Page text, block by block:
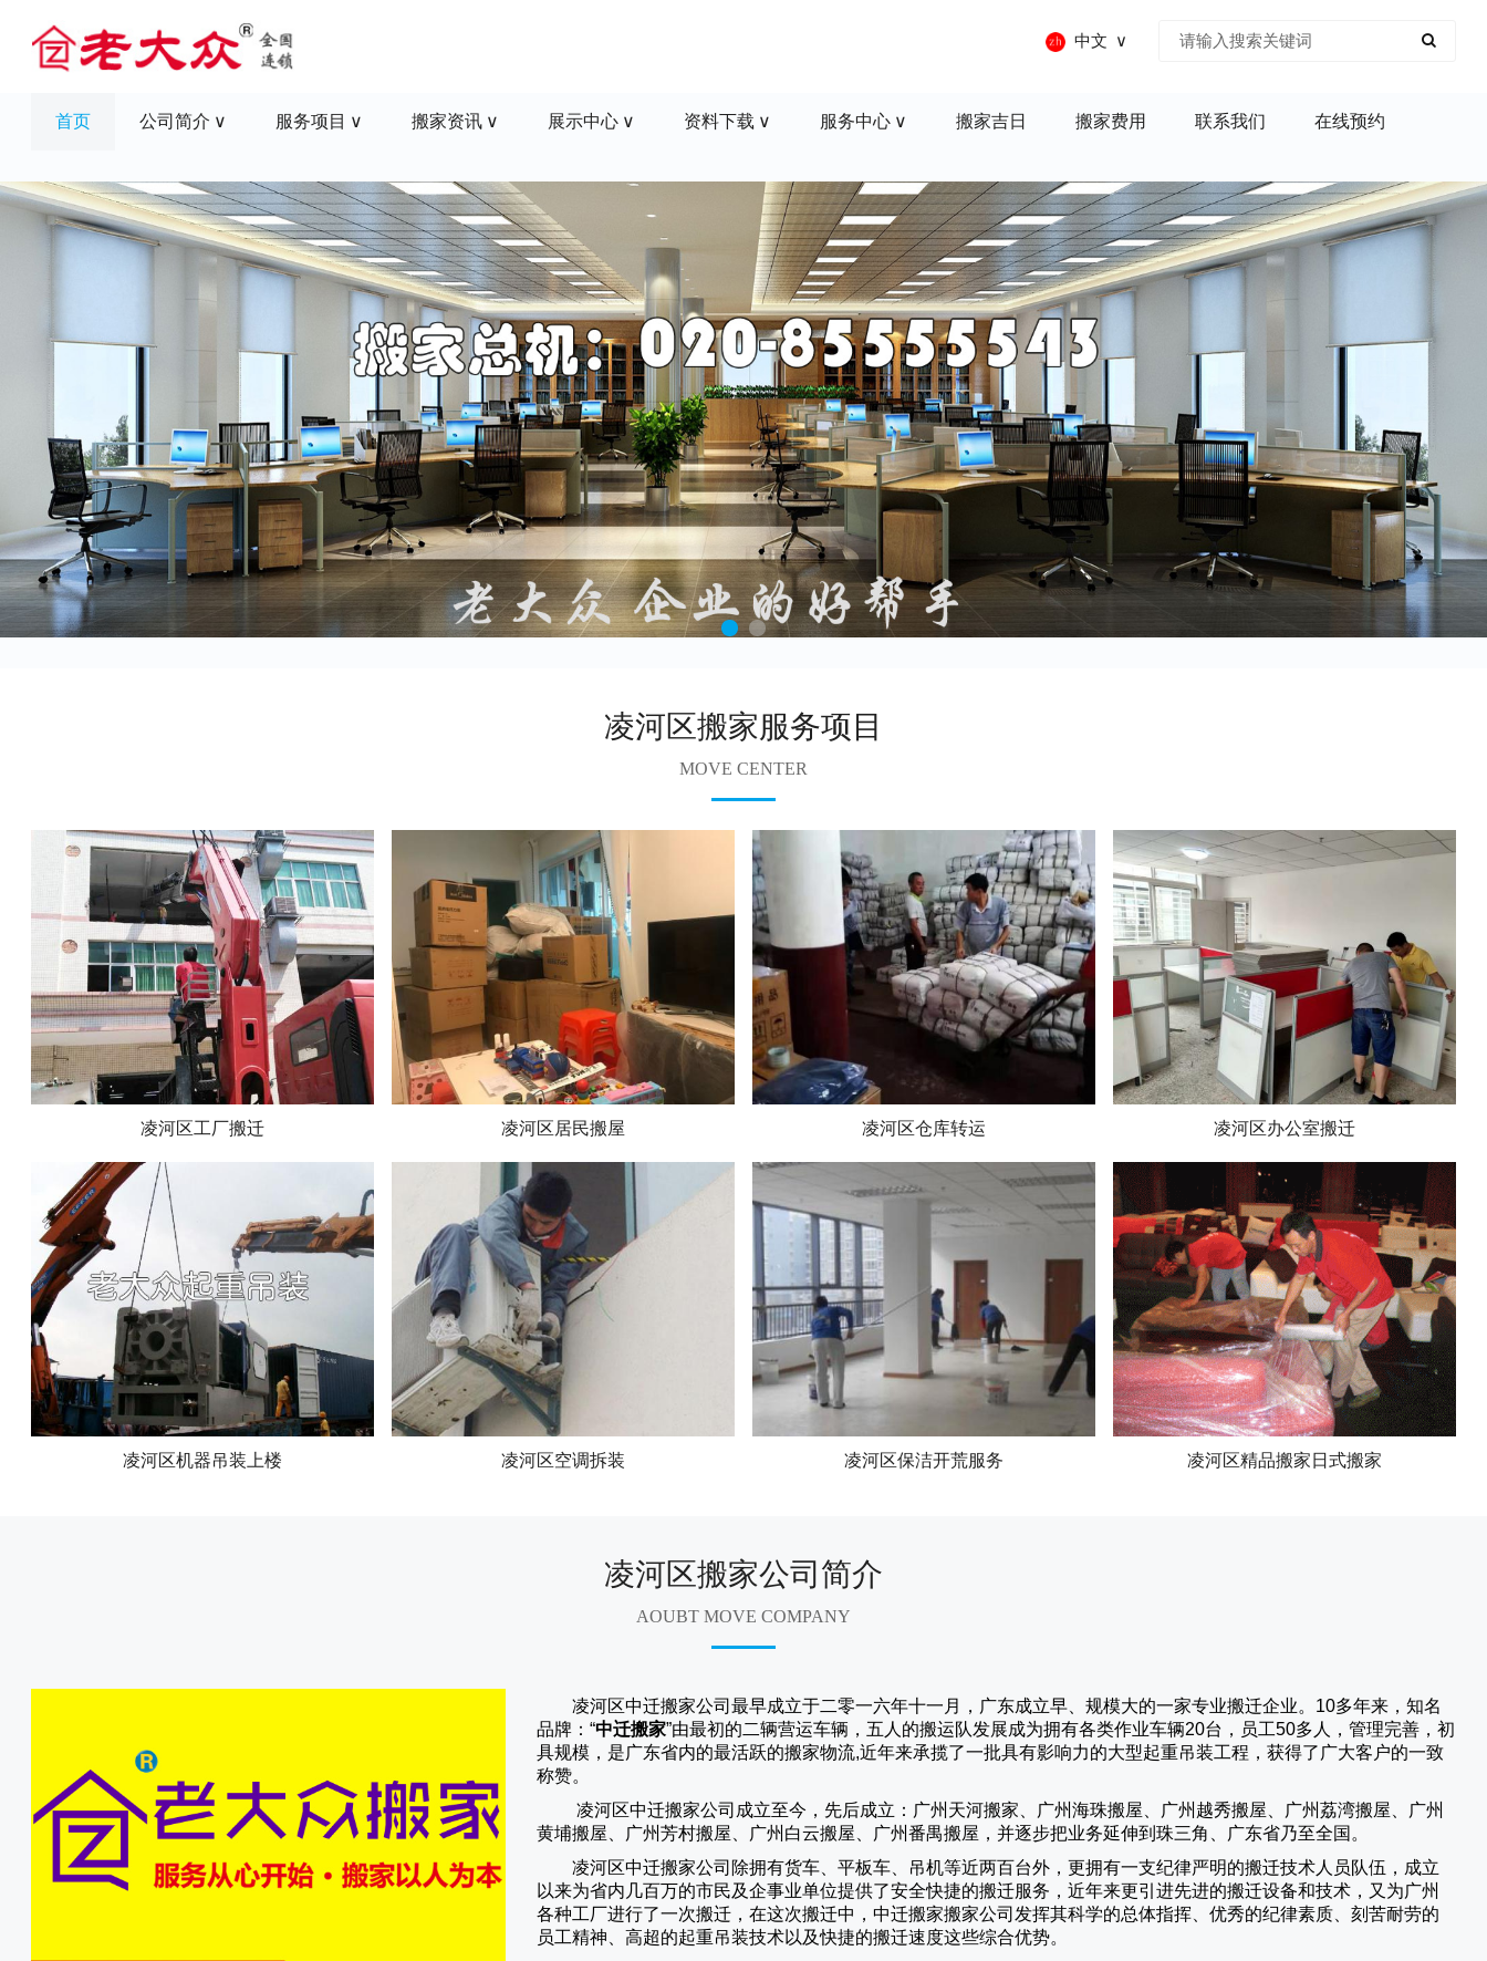
中文
首页 公司简介 服务项目 搬家资讯 展示中心 资料下载 服务中心 搬家吉日 搬家费用 联系我们 在线预约
凌河区搬家服务项目
MOVE CENTER
凌河区工厂搬迁 凌河区居民搬屋 凌河区仓库转运 凌河区办公室搬迁
凌河区机器吊装上楼 凌河区空调拆装 凌河区保洁开荒服务 凌河区精品搬家日式搬家
凌河区搬家公司简介
AOUBT MOVE COMPANY
凌河区中迁搬家公司最早成立于二零一六年十一月，广东成立早、规模大的一家专业搬迁企业。10多年来，知名
品牌：“中迁搬家”由最初的二辆营运车辆，五人的搬运队发展成为拥有各类作业车辆20台，员工50多人，管理完善，初
具规模，是广东省内的最活跃的搬家物流,近年来承揽了一批具有影响力的大型起重吊装工程，获得了广大客户的一致
称赞。
凌河区中迁搬家公司成立至今，先后成立：广州天河搬家、广州海珠搬屋、广州越秀搬屋、广州荔湾搬屋、广州
黄埔搬屋、广州芳村搬屋、广州白云搬屋、广州番禺搬屋，并逐步把业务延伸到珠三角、广东省乃至全国。
凌河区中迁搬家公司除拥有货车、平板车、吊机等近两百台外，更拥有一支纪律严明的搬迁技术人员队伍，成立
以来为省内几百万的市民及企事业单位提供了安全快捷的搬迁服务，近年来更引进先进的搬迁设备和技术，又为广州
各种工厂进行了一次搬迁，在这次搬迁中，中迁搬家搬家公司发挥其科学的总体指挥、优秀的纪律素质、刻苦耐劳的
员工精神、高超的起重吊装技术以及快捷的搬迁速度这些综合优势。